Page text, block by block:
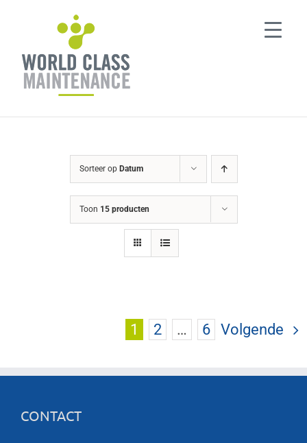
Sorteer op Datum
Toon 15 producten
1 2 … 6 Volgende
CONTACT